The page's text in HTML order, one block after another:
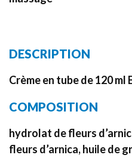
DESCRIPTION
Crème en tube de 120
COMPOSITION
hydrolat de fleurs
fleurs d’arnica, huile de